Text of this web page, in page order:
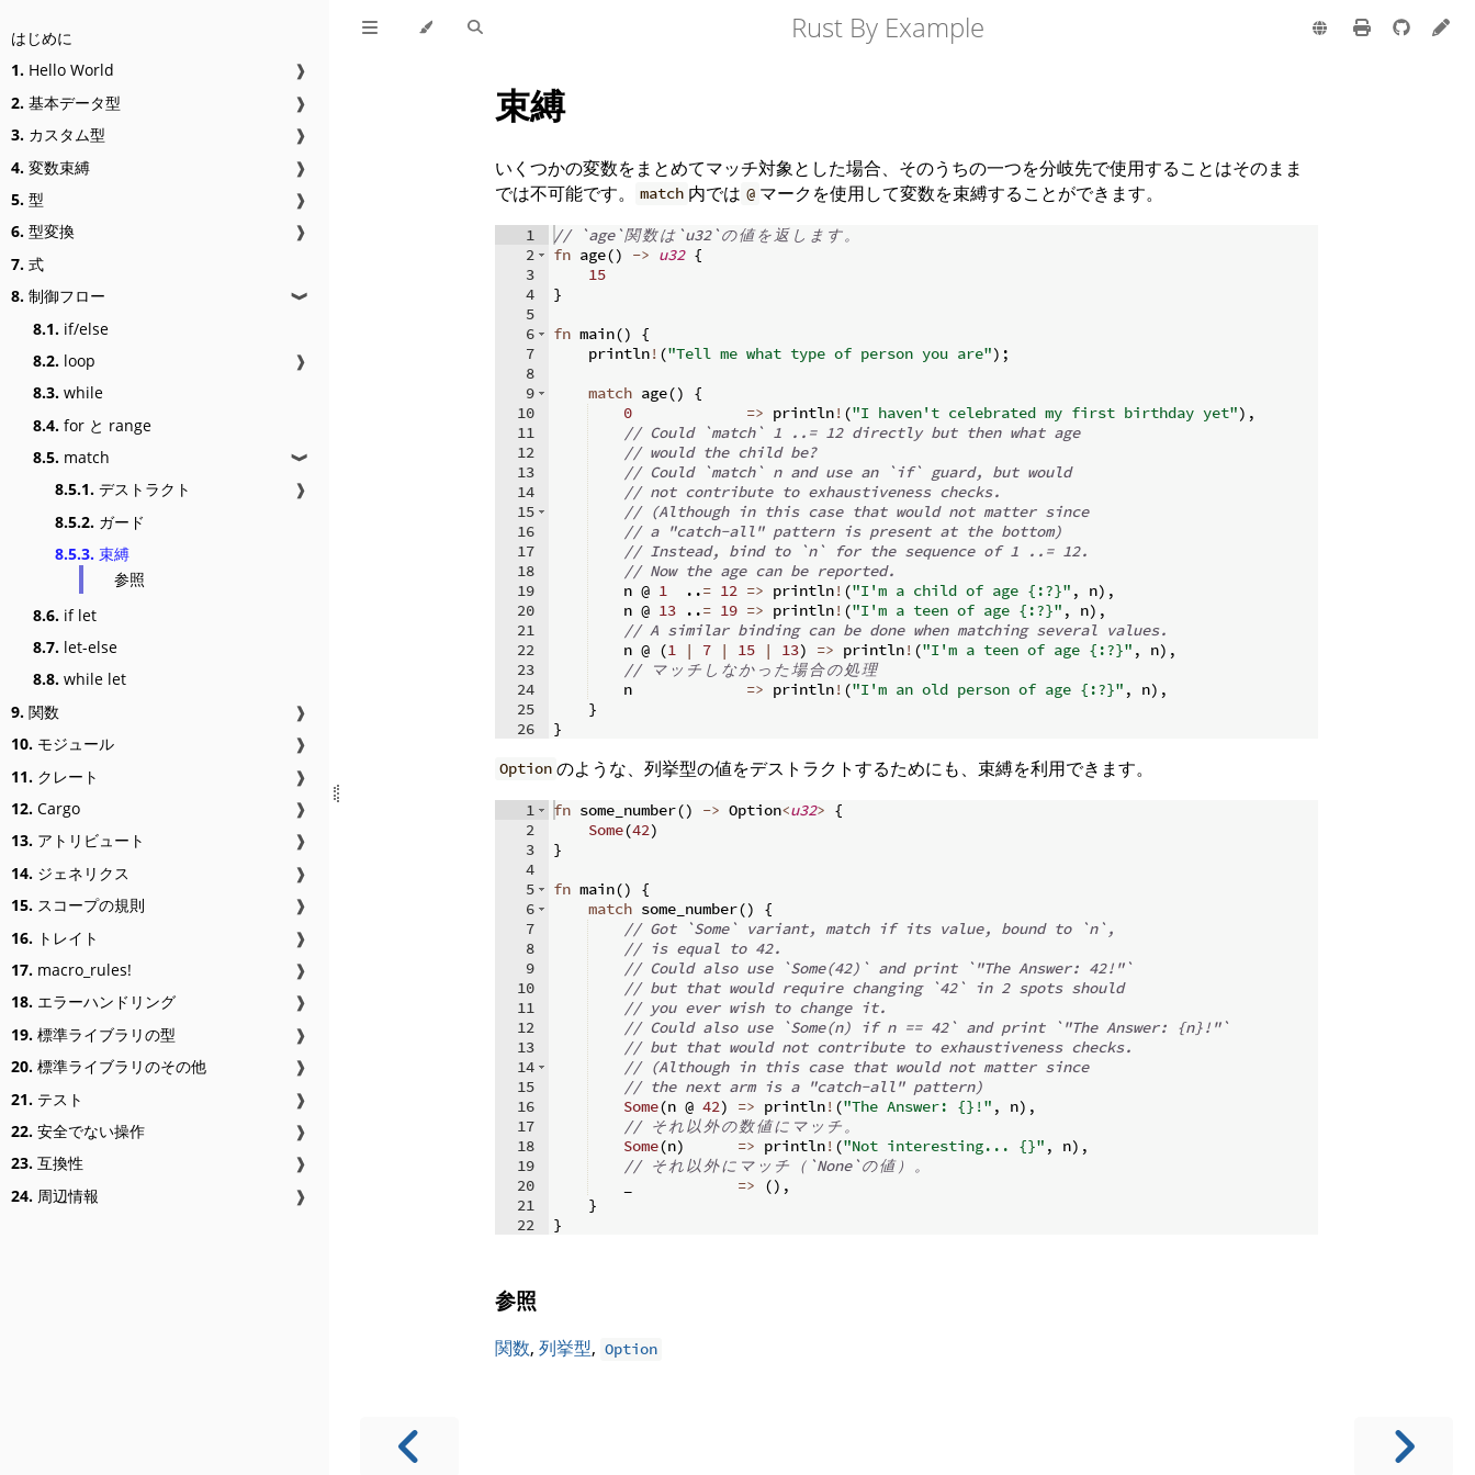
はじめに
1. Hello World
❱
2. 基本データ型
❱
3. カスタム型
❱
4. 変数束縛
❱
5. 型
❱
6. 型変換
❱
7. 式
8. 制御フロー ❱
8.1. if/else
8.2. loop
❱
8.3. while
8.4. for と range
8.5. match ❱
8.5.1. デストラクト
❱
8.5.2. ガード
8.5.3. 束縛
参照
8.6. if let
8.7. let-else
8.8. while let
9. 関数
❱
10. モジュール
❱
11. クレート
❱
12. Cargo
❱
13. アトリビュート
❱
14. ジェネリクス
❱
15. スコープの規則
❱
16. トレイト
❱
17. macro_rules!
❱
18. エラーハンドリング
❱
19. 標準ライブラリの型
❱
20. 標準ライブラリのその他
❱
21. テスト
❱
22. 安全でない操作
❱
23. 互換性
❱
24. 周辺情報 ❱
Rust By Example
束縛
いくつかの変数をまとめてマッチ対象とした場合、そのうちの一つを分岐先で使用することはそのまま
では不可能です。
match 内では @ マークを使用して変数を束縛することができます。
1
2
3
4
5
6
7
8
9
10
11
12
13
14
15
16
17
18
19
20
21
22
23
24
25
26
// `age`関数は `u32`の値 を返 し ま す。
fn age() -> u32 {
15
}
fn main()
{
    println
! ("Tell me what type of person you are") ;
match age()
{
0
=> println! ("I haven't celebrated my first birthday yet") ,
// Could `match` 1 ..= 12 directly but then what age
// would the child be?
// Could `match` n and use an `if` guard, but would
// not contribute to exhaustiveness checks.
// (Although in this case that would not matter since
// a "catch-all" pattern is present at the bottom)
// Instead, bind to `n` for the sequence of 1 ..= 12.
// Now the age can be reported.
    n @
1 ..= 12 => println! ("I'm a child of age {:?}" , n) ,
    n @
13 ..= 19 => println! ("I'm a teen of age {:?}" , n) ,
// A similar binding can be done when matching several values.
    n @
(1 | 7 | 15 | 13) => println! ("I'm a teen of age {:?}" , n) ,
// マ ッ チ し なか っ た場 合の処理
    n
=> println! ("I'm an old person of age {:?}" , n) ,
}
}
Option のような、列挙型の値をデストラクトするためにも、束縛を利用できます。
1
2
3
4
5
6
7
8
9
10
11
12
13
14
15
16
17
18
19
20
21
22
fn some_number() -> Option<u32> {
Some(42)
}
fn main()
{
match some_number()
{
// Got `Some` variant, match if its value, bound to `n`,
// is equal to 42.
// Could also use `Some(42)` and print `"The Answer: 42!"`
// but that would require changing `42` in 2 spots should
// you ever wish to change it.
// Could also use `Some(n) if n == 42` and print `"The Answer: {n}!"`
// but that would not contribute to exhaustiveness checks.
// (Although in this case that would not matter since
// the next arm is a "catch-all" pattern)
Some(n @ 42) => println! ("The Answer: {}!" , n) ,
// それ以外の数値に マ ッ チ。
Some(n) => println! ("Not interesting... {}" , n) ,
// それ以外に マ ッ チ （ `None`の値 ）
。
=> () ,
}
}
参照
関数, 列挙型, Option